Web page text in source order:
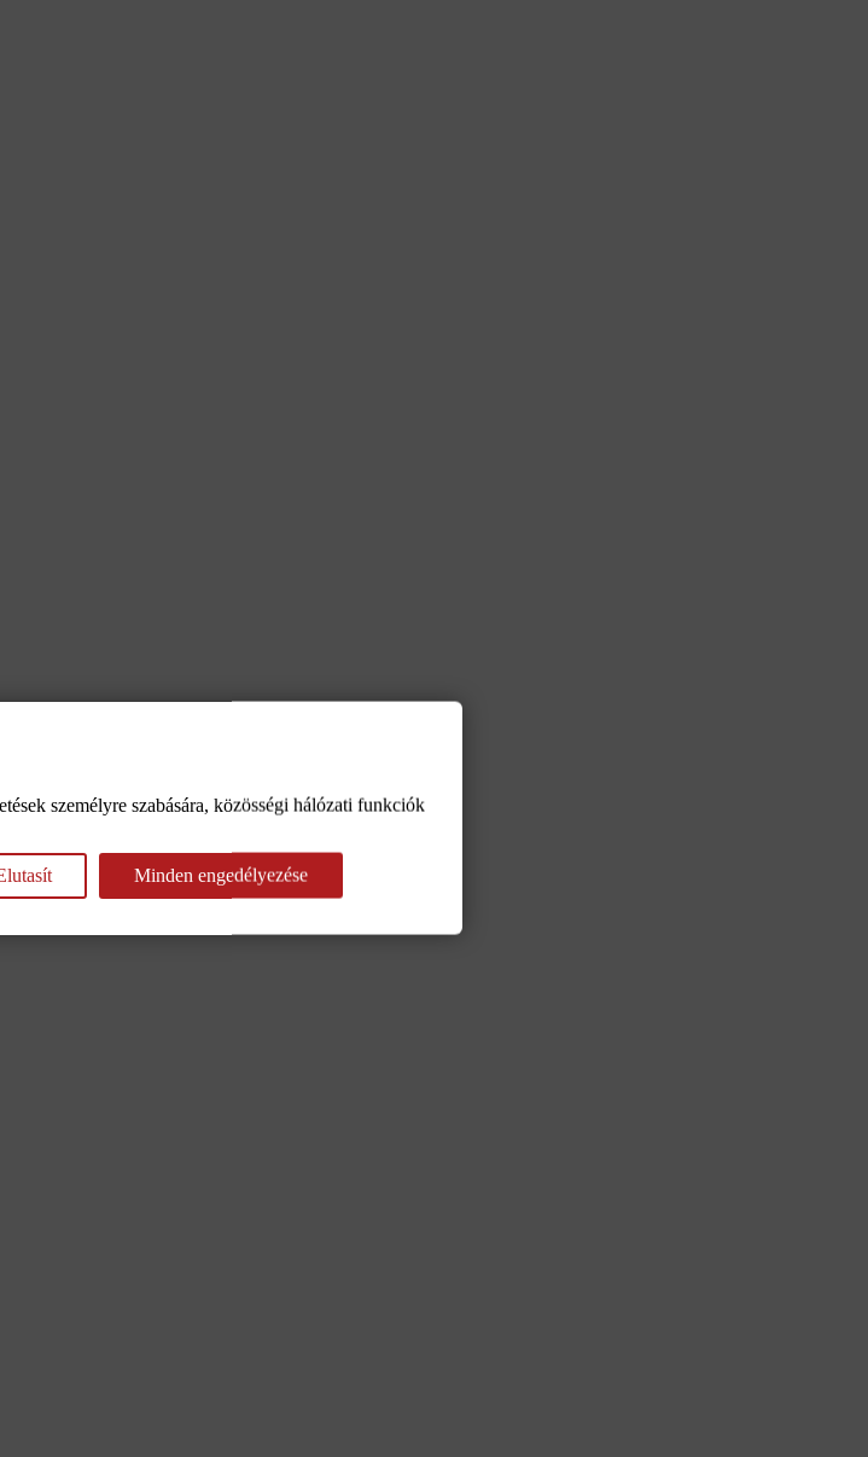
személyre szabására, közösségi hálózati funkciók
Minden engedélyezése